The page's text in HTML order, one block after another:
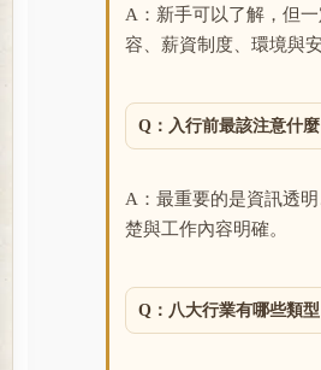
A：新手可以了解，但
容、薪資制度、環境與安
Q：入行前最該注意什麼
A：最重要的是資訊透
楚與工作內容明確。
Q：八大行業有哪些類型